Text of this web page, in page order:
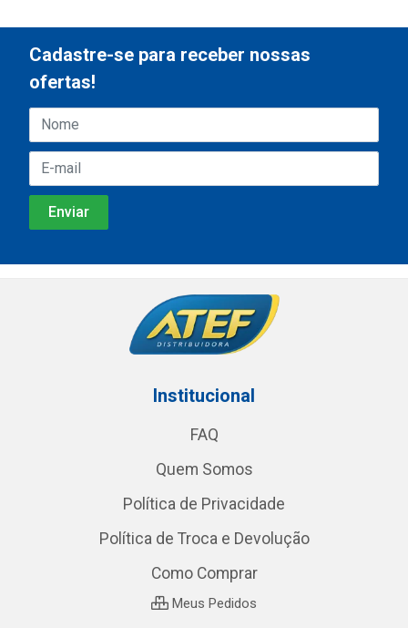
Cadastre-se para receber nossas
ofertas!
Institucional
FAQ
Quem Somos
Política de Privacidade
Política de Troca e Devolução
Como Comprar
Meus Pedidos